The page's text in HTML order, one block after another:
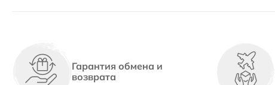
Гарантия обмена и
возврата